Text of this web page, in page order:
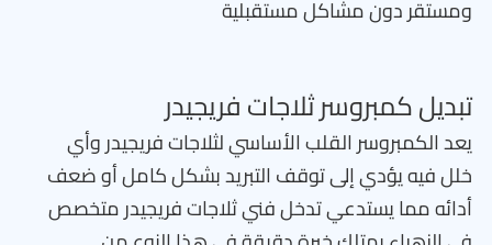
ومستقر دون مشاكل مستقبلية
تبديل كمبروسر ثلاجات فريجيدر
يعد الكمبروسر القلب الأساسي لثلاجات فريجيدر وأي
خلل فيه يؤدي إلى توقف التبريد بشكل كامل أو ضعف
أدائه مما يستدعي تدخل فني ثلاجات فريجيدر متخصص